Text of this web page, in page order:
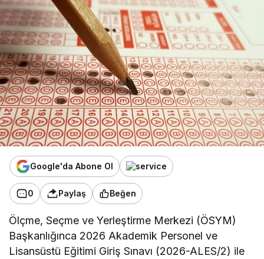
Google'da Abone Ol
0 Paylaş Beğen
Ölçme, Seçme ve Yerleştirme Merkezi (ÖSYM)
Başkanlığınca 2026 Akademik Personel ve
Lisansüstü Eğitimi Giriş Sınavı (2026-ALES/2) ile